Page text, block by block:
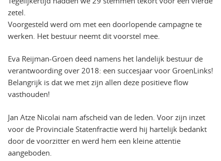
zetel.
Voorgesteld werd om met een doorlopende campagne te
werken. Het bestuur neemt dit voorstel mee.
Eva Reijman-Groen deed namens het landelijk bestuur de
verantwoording over 2018: een succesjaar voor GroenLinks!
Belangrijk is dat we met zijn allen deze positieve flow
vasthouden!
Jan Atze Nicolai nam afscheid van de leden. Voor zijn inzet
voor de Provinciale Statenfractie werd hij hartelijk bedankt
door de voorzitter en werd hem een kleine attentie
aangeboden.